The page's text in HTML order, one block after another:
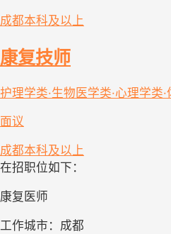
成都本科及以上
康复技师
护理学类·生物医学类·心理学类
面议
成都本科及以上
在招职位如下：
康复医师
工作城市：成都